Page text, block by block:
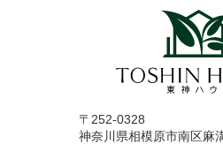
〒252-0328
神奈川県相模原市南区麻